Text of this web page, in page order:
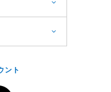
ント